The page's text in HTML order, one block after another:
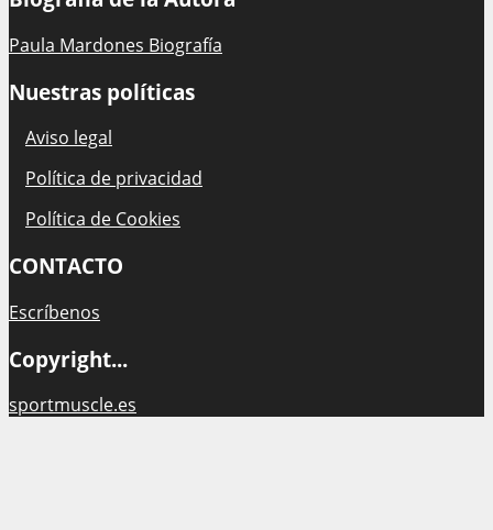
Paula Mardones Biografía
Nuestras políticas
Aviso legal
Política de privacidad
Política de Cookies
CONTACTO
Escríbenos
Copyright...
sportmuscle.es